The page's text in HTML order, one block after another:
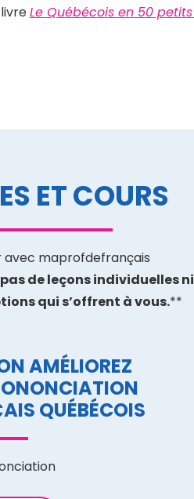
Le Québécois en 50
ET COURS
avec maprofdefrançais
de leçons individuelles
qui s’offrent à vous.**
AMÉLIOREZ
QUÉBÉCOIS